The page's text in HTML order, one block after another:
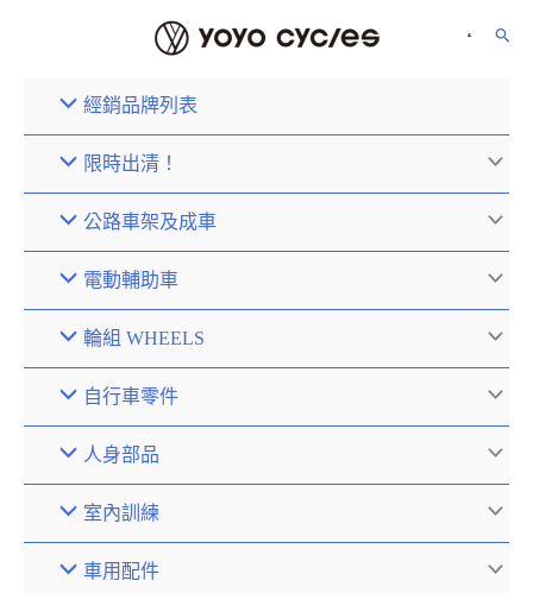
經銷品牌列表
限時出清！
公路車架及成車
電動輔助車
輪組 WHEELS
自行車零件
人身部品
室內訓練
車用配件